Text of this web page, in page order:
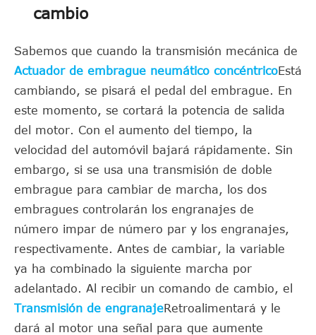
cambio
Sabemos que cuando la transmisión mecánica de
Actuador de embrague neumático concéntricoEstá
cambiando, se pisará el pedal del embrague. En
este momento, se cortará la potencia de salida
del motor. Con el aumento del tiempo, la
velocidad del automóvil bajará rápidamente. Sin
embargo, si se usa una transmisión de doble
embrague para cambiar de marcha, los dos
embragues controlarán los engranajes de
número impar de número par y los engranajes,
respectivamente. Antes de cambiar, la variable
ya ha combinado la siguiente marcha por
adelantado. Al recibir un comando de cambio, el
Transmisión de engranajeRetroalimentará y le
dará al motor una señal para que aumente